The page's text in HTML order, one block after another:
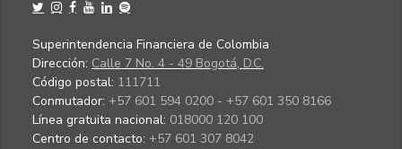
Superintendencia Financiera de Colombia
Dirección: Calle 7 No. 4 - 49 Bogotá, D.C.
Código postal: 111711
Conmutador: +57 601 594 0200 - +57 601 350 8166
Línea gratuita nacional: 018000 120 100
Centro de contacto: +57 601 307 8042